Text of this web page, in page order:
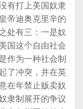
有打上美国奴隶
帝迪奥克里辛的
处有三：一是奴
国这个自由社会
作为一种社会制
了冲突，并在英
在年禁止贩卖奴
隶制展开的争议